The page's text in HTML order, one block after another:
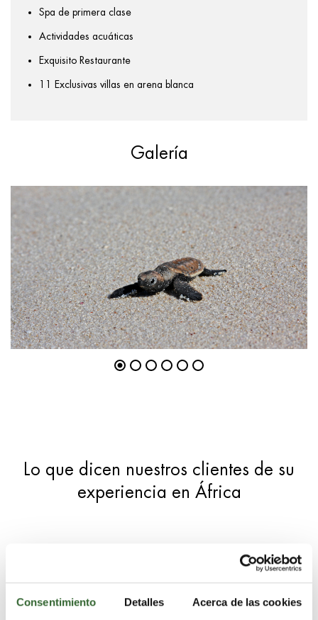
Consentimiento Detalles Acerca de las cookies
Spa de primera clase
Actividades acuáticas
Exquisito Restaurante
11 Exclusivas villas en arena blanca
Galería
Lo que dicen nuestros clientes de su
experiencia en África